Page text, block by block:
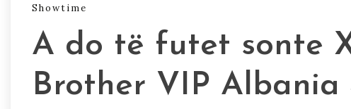
Showtime
A do të futet sonte
Brother VIP Albania